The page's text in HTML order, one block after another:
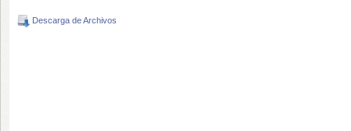
Descarga de Archivos